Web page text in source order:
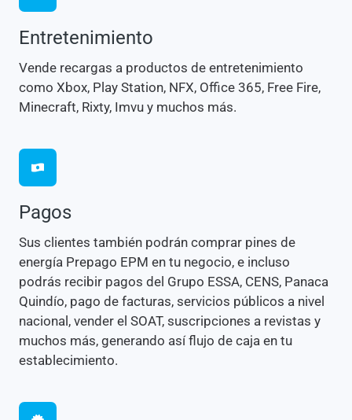
Entretenimiento
Vende recargas a productos de entretenimiento
como Xbox, Play Station, NFX, Office 365, Free Fire,
Minecraft, Rixty, Imvu y muchos más.
Pagos
Sus clientes también podrán comprar pines de
energía Prepago EPM en tu negocio, e incluso
podrás recibir pagos del Grupo ESSA, CENS, Panaca
Quindío, pago de facturas, servicios públicos a nivel
nacional, vender el SOAT, suscripciones a revistas y
muchos más, generando así flujo de caja en tu
establecimiento.